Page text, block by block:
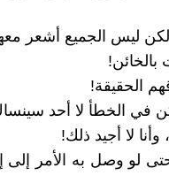
لو وصل به الأمر إلى